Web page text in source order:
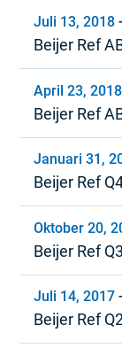
Juli 13, 2018 -
Beijer Ref
April 23, 2018
Beijer Ref
Januari 31,
Beijer Ref
Oktober 20,
Beijer Ref
Juli 14, 2017 -
Beijer Ref